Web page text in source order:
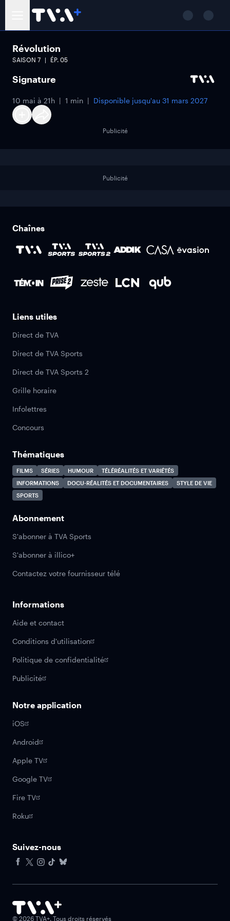
Révolution
SAISON 7 ÉP. 05
Signature
10 mai à 21h 1 min Disponible jusqu'au 31 mars 2027
Publicité
Publicité
Chaînes
Liens utiles
Direct de TVA
Direct de TVA Sports
Direct de TVA Sports 2
Grille horaire
Infolettres
Concours
Thématiques
FILMS SÉRIES HUMOUR
TÉLÉRÉALITÉS ET VARIÉTÉS
INFORMATIONS
DOCU-RÉALITÉS ET DOCUMENTAIRES
STYLE DE VIE
SPORTS
Abonnement
S'abonner à TVA Sports
S'abonner à illico+
Contactez votre fournisseur télé
Informations
Aide et contact
Conditions d'utilisation
Politique de confidentialité
Publicité
Notre application
iOS
Android
Apple TV
Google TV
Fire TV
Roku
Suivez-nous
© 2026 TVA+. Tous droits réservés